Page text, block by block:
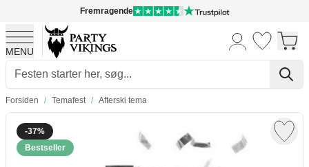
Fremragende
MENU
Skip to Content
Forsiden / Temafest / Afterski tema
-37%
Bestseller